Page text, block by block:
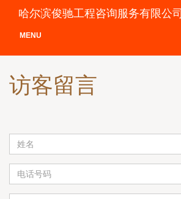
哈尔滨俊驰工程咨询服务有限公司
MENU
访客留言